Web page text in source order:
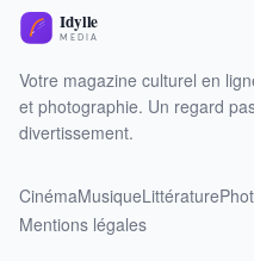
Votre magazine culturel en
et photographie. Un regard
divertissement.
CinémaMusiqueLittérature
Mentions légales